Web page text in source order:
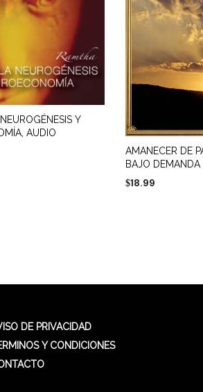
Y
AUDIO
AMANECER DE
BAJO DEMANDA
$18.99
DE PRIVACIDAD
Y CONDICIONES